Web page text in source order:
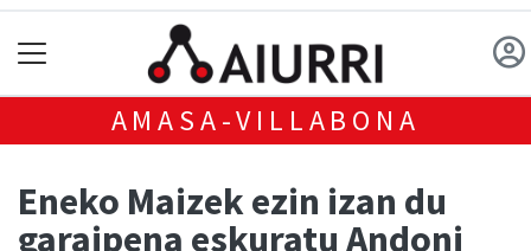
AMASA-VILLABONA
Eneko Maizek ezin izan du
garaipena eskuratu Andoni